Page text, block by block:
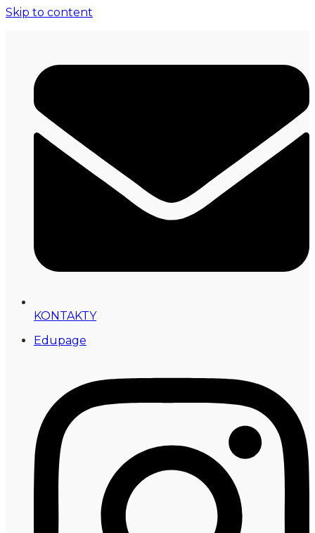
Skip to content
KONTAKTY
Edupage